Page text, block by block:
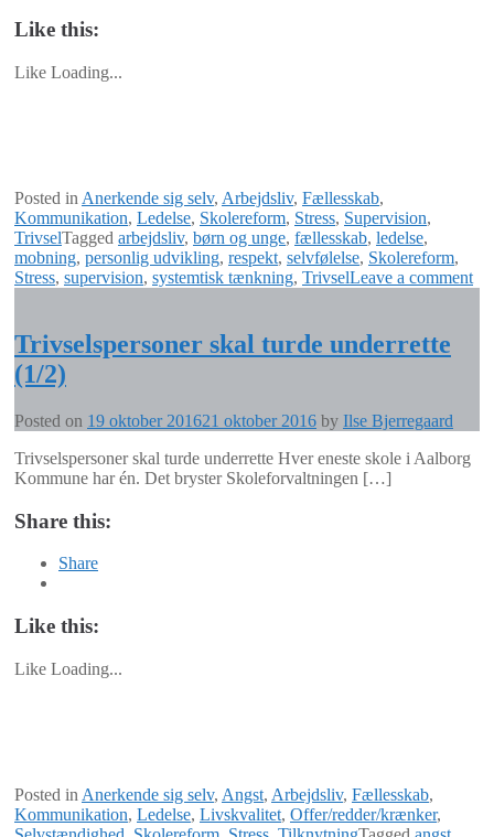
Like this:
Like Loading...
Posted in Anerkende sig selv, Arbejdsliv, Fællesskab,
Kommunikation, Ledelse, Skolereform, Stress, Supervision,
TrivselTagged arbejdsliv, børn og unge, fællesskab, ledelse,
mobning, personlig udvikling, respekt, selvfølelse, Skolereform,
Stress, supervision, systemtisk tænkning, TrivselLeave a comment
Trivselspersoner skal turde underrette
(1/2)
Posted on 19 oktober 201621 oktober 2016 by Ilse Bjerregaard
Trivselspersoner skal turde underrette Hver eneste skole i Aalborg
Kommune har én. Det bryster Skoleforvaltningen […]
Share this:
Share
Like this:
Like Loading...
Posted in Anerkende sig selv, Angst, Arbejdsliv, Fællesskab,
Kommunikation, Ledelse, Livskvalitet, Offer/redder/krænker,